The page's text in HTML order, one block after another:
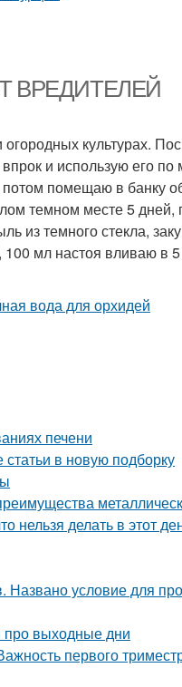
ВРЕДИТЕЛЕЙ
культурах.
и использую его
потом помещаю в банку
темном месте 5 дней,
из темного стекла,
100 мл настоя вливаю в
печени
в новую подборку
нельзя делать в этот
Названо условие для
выходные дни
первого